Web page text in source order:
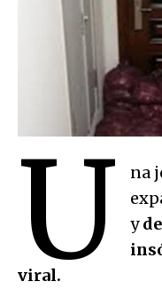
U
na
y
viral.